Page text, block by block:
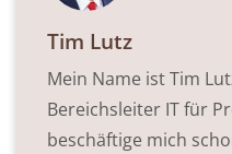
Tim Lutz
Mein Name ist Tim
Bereichsleiter IT für
beschäftige mich